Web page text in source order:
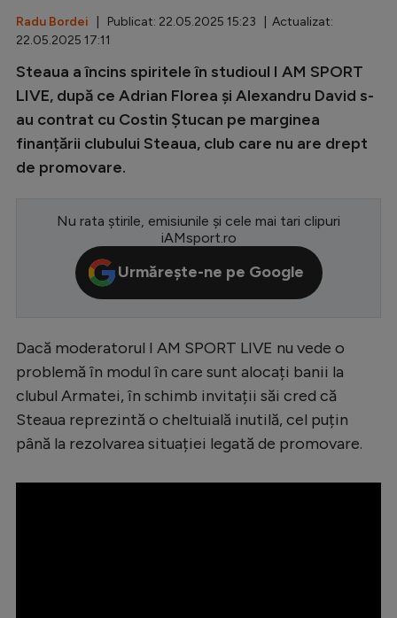
Clasamente
Champions League
Europa League
CM 2026
Premier League
LaLiga
Bundesliga
Ligue 1
Campionate
Starurile fotbalului
EURO 2024
Radu Bordei | Publicat: 22.05.2025 15:23 | Actualizat:
22.05.2025 17:11
Steaua a încins spiritele în studioul I AM SPORT
LIVE, după ce Adrian Florea și Alexandru David s-
au contrat cu Costin Ștucan pe marginea
finanțării clubului Steaua, club care nu are drept
de promovare.
Nu rata știrile, emisiunile și cele mai tari clipuri
iAMsport.ro
Urmărește-ne pe Google
Dacă moderatorul I AM SPORT LIVE nu vede o
problemă în modul în care sunt alocați banii la
clubul Armatei, în schimb invitații săi cred că
Steaua reprezintă o cheltuială inutilă, cel puțin
până la rezolvarea situației legată de promovare.